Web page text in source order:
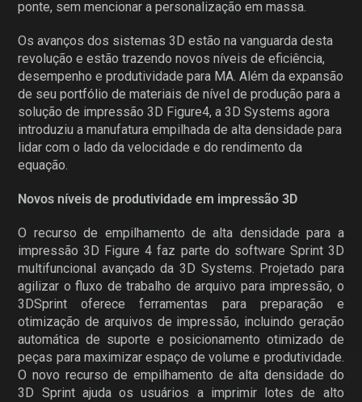
ponte, sem mencionar a personalização em massa.
Os avanços dos sistemas 3D estão na vanguarda desta
revolução e estão trazendo novos níveis de eficiência,
desempenho e produtividade para MA. Além da expansão
de seu portfólio de materiais de nível de produção para a
solução de impressão 3D Figure4, a 3D Systems agora
introduziu a manufatura empilhada de alta densidade para
lidar com o lado da velocidade e do rendimento da
equação.
Novos níveis de produtividade em impressão 3D
O recurso de empilhamento de alta densidade para a
impressão 3D Figure 4 faz parte do software Sprint 3D
multifuncional avançado da 3D Systems. Projetado para
agilizar o fluxo de trabalho de arquivo para impressão, o
3DSprint oferece ferramentas para preparação e
otimização de arquivos de impressão, incluindo geração
automática de suporte e posicionamento otimizado de
peças para maximizar espaço de volume e produtividade.
O novo recurso de empilhamento de alta densidade do
3D Sprint ajuda os usuários a imprimir lotes de alto